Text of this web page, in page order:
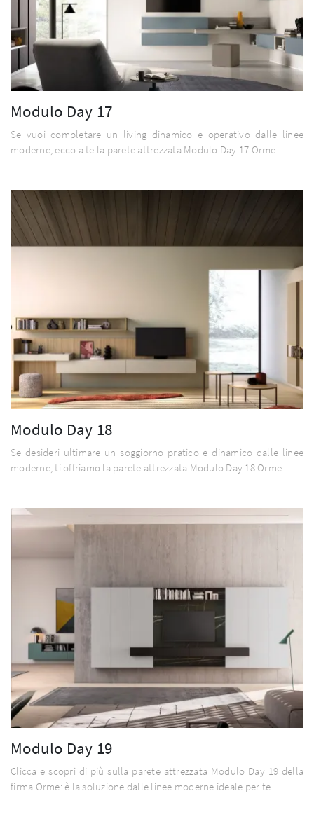
Modulo Day 17
Se vuoi completare un living dinamico e operativo dalle linee
moderne, ecco a te la parete attrezzata Modulo Day 17 Orme.
Modulo Day 18
Se desideri ultimare un soggiorno pratico e dinamico dalle linee
moderne, ti offriamo la parete attrezzata Modulo Day 18 Orme.
Modulo Day 19
Clicca e scopri di più sulla parete attrezzata Modulo Day 19 della
firma Orme: è la soluzione dalle linee moderne ideale per te.